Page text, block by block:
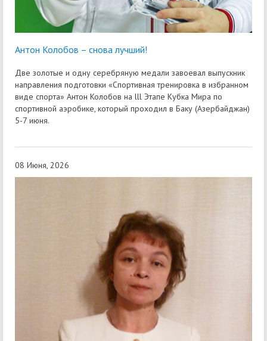
Антон Колобов – снова лучший!
Две золотые и одну серебряную медали завоевал выпускник
направления подготовки «Спортивная тренировка в избранном
виде спорта» Антон Колобов на lll Этапе Кубка Мира по
спортивной аэробике, который проходил в Баку (Азербайджан)
5-7 июня.
08 Июня, 2026